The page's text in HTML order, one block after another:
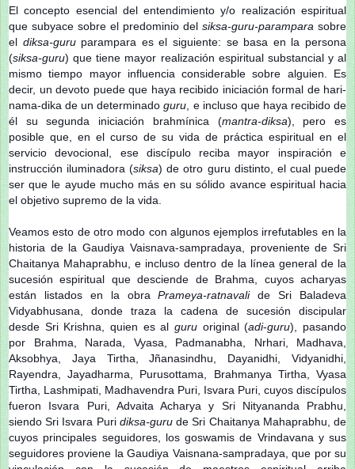
El concepto esencial del entendimiento y/o realización espiritual
que subyace sobre el predominio del siksa-guru-parampara sobre
el diksa-guruparampara es el siguiente: se basa en la persona
(siksa-guru) que tiene mayor realización espiritual substancial y al
mismo tiempo mayor influencia considerable sobre alguien. Es
decir, un devoto puede que haya recibido iniciación formal de hari-
nama-dika de un determinadoguru , e incluso que haya recibido de
él su segunda iniciación brahmínica (mantra-diksa), pero es
posible que, en el curso de su vida de práctica espiritual en el
servicio devocional, ese discípulo reciba mayor inspiración e
instrucción iluminadora (siksa) de otro guru distinto, el cual puede
ser que le ayude mucho más en su sólido avance espiritual hacia
el objetivo supremo de la vida.
Veamos esto de otro modo con algunos ejemplos irrefutables en la
historia de la Gaudiya Vaisnava-sampradaya, proveniente de Sri
Chaitanya Mahaprabhu, e incluso dentro de la línea general de la
sucesión espiritual que desciende de Brahma, cuyos acharyas
están listados en la obraPrameya-ratnavalide Sri Baladeva
Vidyabhusana, donde traza la cadena de sucesión discipular
desde Sri Krishna, quien es al guru original (adi-guru), pasando
por Brahma, Narada, Vyasa, Padmanabha, Nrhari, Madhava,
Aksobhya, Jaya Tirtha, Jñanasindhu, Dayanidhi, Vidyanidhi,
Rayendra, Jayadharma, Purusottama, Brahmanya Tirtha, Vyasa
Tirtha, Lashmipati, Madhavendra Puri, Isvara Puri, cuyos discípulos
fueron Isvara Puri, Advaita Acharya y Sri Nityananda Prabhu,
siendo Sri Isvara Puri diksa-gurude Sri Chaitanya Mahaprabhu, de
cuyos principales seguidores, los goswamis de Vrindavana y sus
seguidores proviene la Gaudiya Vaisnana-sampradaya, que por su